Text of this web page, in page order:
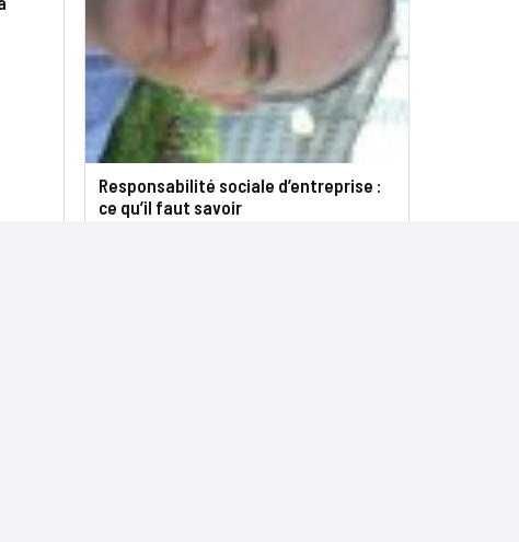
Responsabilité sociale d’entreprise :
ce qu’il faut savoir